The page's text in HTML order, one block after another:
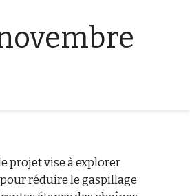
projet vise à explorer
réduire le gaspillage